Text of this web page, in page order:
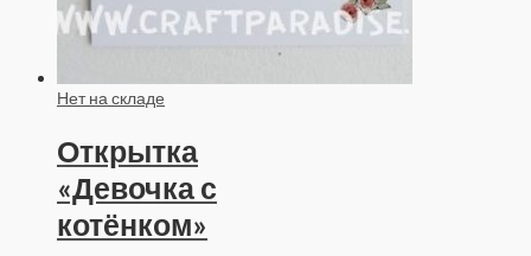
Нет на складе
Открытка
«Девочка с
котёнком»